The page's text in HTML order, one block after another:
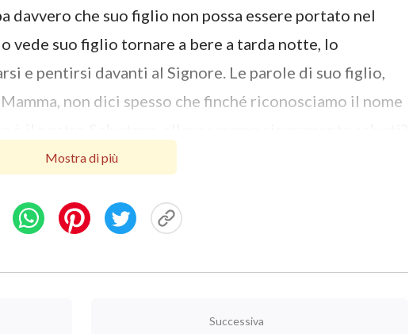
davvero che suo figlio non possa essere portato nel
vede suo figlio tornare a bere a tarda notte, lo
e pentirsi davanti al Signore. Le parole di suo figlio,
non dici spesso che finché riconosciamo il nome
come i miscredenti, il Signore non ci abbandonerà.
ti preoccupi ancora che non possiamo entrare nel
dei Cieli quando Egli arriverà. Tuttavia, pur vedendo
Regno dei Cieli. In realtà potrebbe non essere sicura se
Mostra di più
Successiva